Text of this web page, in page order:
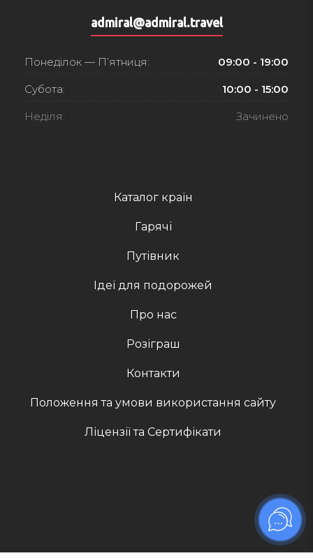
Каталог країн
Гарячі
Путівник
Ідеї для подорожей
Про нас
Розіграш
Контакти
Положення та умови використання сайту
Ліцензії та Сертифікати
admiral@admiral.travel
Понеділок — П’ятниця: 09:00 - 19:00
Субота: 10:00 - 15:00
Неділя: Зачинено